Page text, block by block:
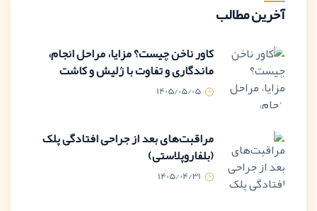
آخرین مطالب
کاور ناخن چیست؟ مزایا، مراحل انجام،
ماندگاری و تفاوت با ژلیش و کاشت
1405/05/05
مراقبت‌های بعد از جراحی افتادگی پلک
(بلفاروپلاستی)
1405/04/31